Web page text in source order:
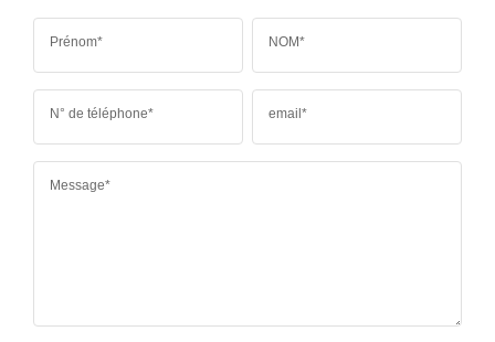
Prénom* NOM*
N° de téléphone* email*
Message*